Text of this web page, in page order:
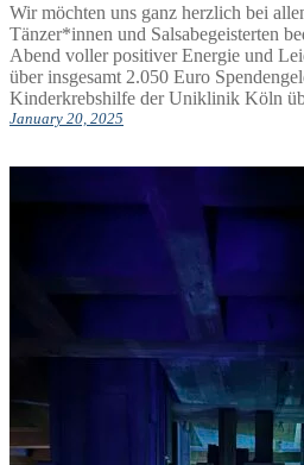
Wir möchten uns ganz herzlich bei
Tänzer*innen und Salsabegeisterten
Abend voller positiver Energie und
über insgesamt 2.050 Euro
Kinderkrebshilfe der Uniklinik Köln
January 20, 2025